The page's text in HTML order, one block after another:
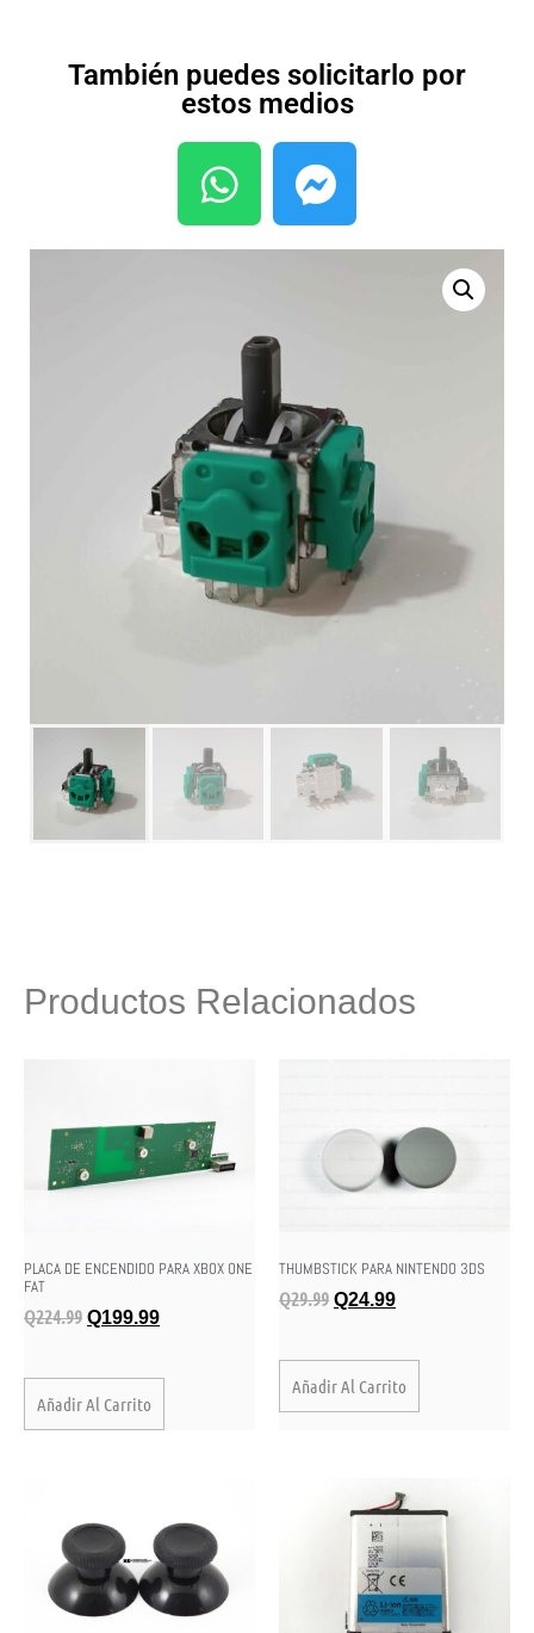
También puedes solicitarlo por
estos medios
Productos Relacionados
PLACA DE ENCENDIDO PARA XBOX ONE
FAT
Q224.99 Q199.99
Añadir Al Carrito
THUMBSTICK PARA NINTENDO 3DS
Q29.99 Q24.99
Añadir Al Carrito